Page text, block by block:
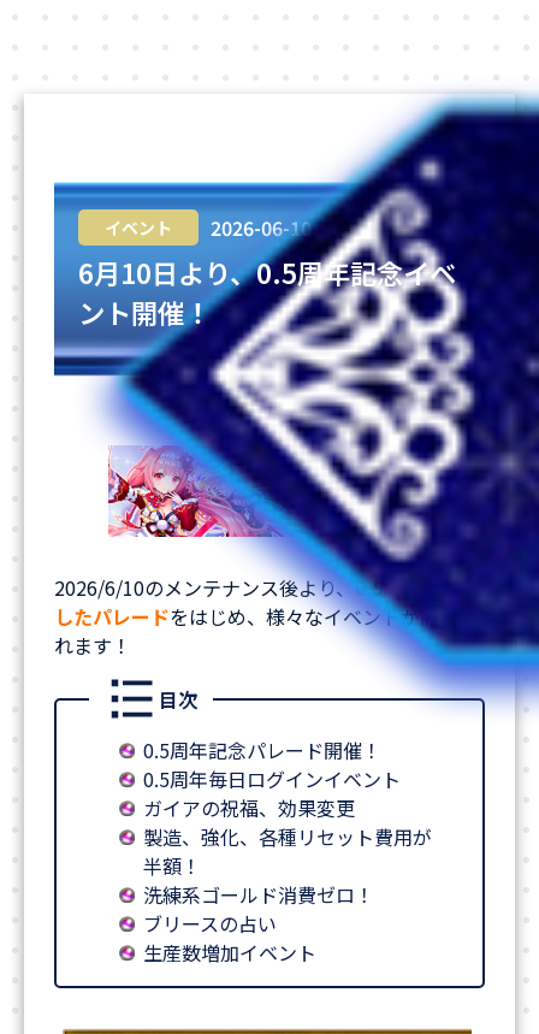
イベント 2026-06-10
6月10日より、0.5周年記念イベ
ント開催！
2026/6/10のメンテナンス後より、0.5周年を記念
したパレードをはじめ、様々なイベントが開催さ
れます！
目次
0.5周年記念パレード開催！
0.5周年毎日ログインイベント
ガイアの祝福、効果変更
製造、強化、各種リセット費用が
半額！
洗練系ゴールド消費ゼロ！
ブリースの占い
生産数増加イベント